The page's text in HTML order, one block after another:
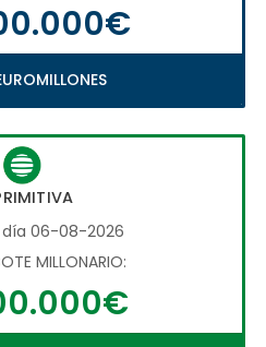
06-08-2026
MILLONARIO: